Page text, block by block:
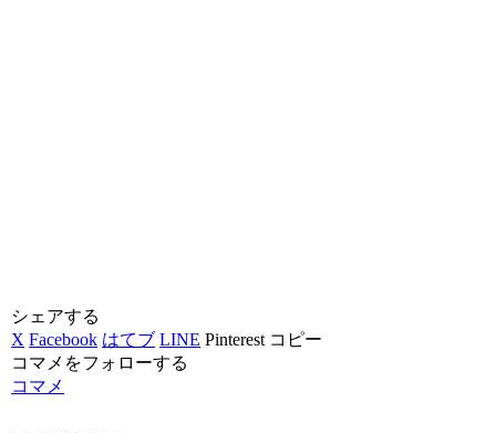
シェアする
X Facebook はてブ LINE Pinterest コピー
コマメをフォローする
コマメ